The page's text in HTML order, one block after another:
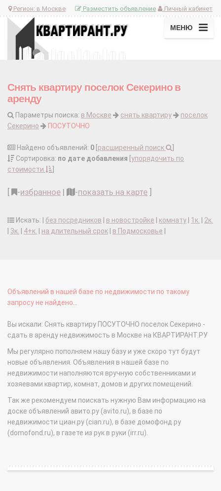
Регион: в Москве Личный кабинет
Разместить объявление
МЕНЮ
Снять квартиру поселок Секерино в
аренду
Параметры поиска: в Москве снять квартиру
поселок
Секерино
ПОСУТОЧНО
Найдено объявлений: 0 расширенный поиск
Сортировка: по дате добавления упорядочить по
стоимости
-избранное | -показать на карте
Искать: | без посредников в новостройке комнату 1к.
2к.
3к. 4+к. на длительный срок в Подмосковье
Объявлений в нашей базе по недвижимости по такому
запросу не найдено...
Вы искали: Снять квартиру ПОСУТОЧНО поселок Секерино -
сдать в аренду недвижимость в Москве на КВАРТИРАНТ.РУ
Мы регулярно пополняем нашу базу и уже скоро тут будут
новые объявления. Объявления в нашей базе по
недвижимости наполняются вручную собственниками и
хозяевами квартир, комнат, домов и других помещений.
Так же рекомендуем поискать нужную Вам информацию на
доске объявлений авито.ру (avito.ru), в базе по
недвижимости циан.ру (cian.ru), в базе домофонд.ру
(domofond.ru), в газете из рук в руки (irr.ru).